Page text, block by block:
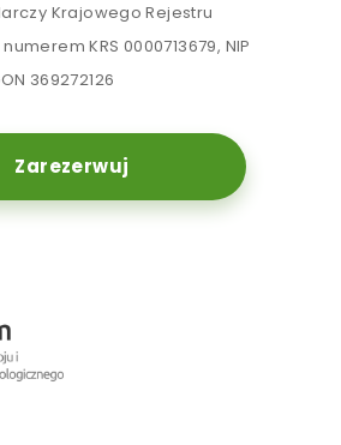
Krajowego Rejestru
KRS 0000713679, NIP
369272126
Zarezerwuj